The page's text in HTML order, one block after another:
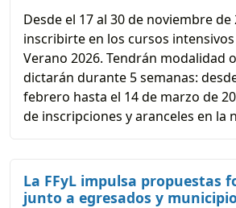
Desde el 17 al 30 de noviembre de
inscribirte en los cursos
Verano 2026. Tendrán modalidad
dictarán durante 5 semanas:
febrero hasta el 14 de marzo de
de inscripciones y aranceles en la
La FFyL impulsa propuestas
junto a egresados y